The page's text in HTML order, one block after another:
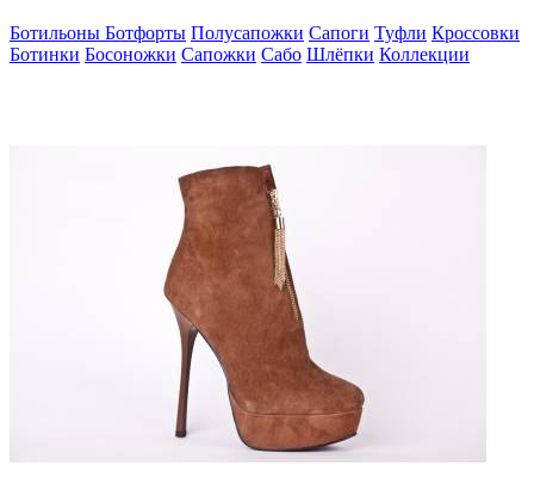
Ботильоны Ботфорты Полусапожки Сапоги Туфли Кроссовки
Ботинки Босоножки Сапожки Сабо Шлёпки Коллекции